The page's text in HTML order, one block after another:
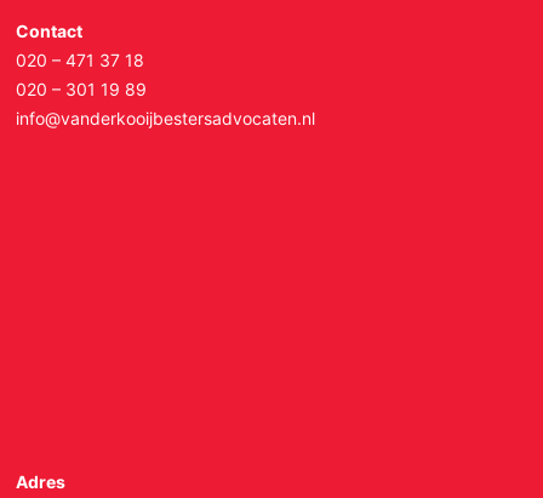
Contact
020 – 471 37 18
020 – 301 19 89
info@vanderkooijbestersadvocaten.nl
Adres